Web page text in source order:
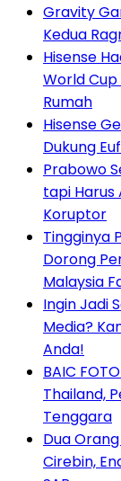
Gravity
Kedua
Hisense
World
Rumah
Hisense
Dukung
Prabowo
tapi Harus
Koruptor
Tingginya
Dorong
Malaysia
Ingin Jadi
Media?
Anda!
BAIC
Thailand,
Tenggara
Dua
Cirebin,